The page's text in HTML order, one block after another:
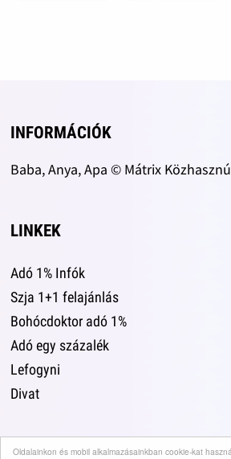
Oldalainkon és mobil alkalmazásainkban cookie-kat
INFORMÁCIÓK
Baba, Anya, Apa © Mátrix
LINKEK
Adó 1% Infók
Szja 1+1 felajánlás
Bohócdoktor adó 1%
Adó egy százalék
Lefogyni
Divat